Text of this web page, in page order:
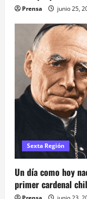
Prensa junio 25,
Sexta Región
Un día como hoy
primer cardenal